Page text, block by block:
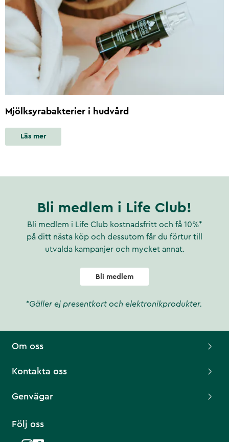
Mjölksyrabakterier i hudvård
Läs mer
Bli medlem i Life Club!
Bli medlem i Life Club kostnadsfritt och få 10%*
på ditt nästa köp och dessutom får du förtur till
utvalda kampanjer och mycket annat.
Bli medlem
*Gäller ej presentkort och elektronikprodukter.
Om oss
Kontakta oss
Genvägar
Följ oss